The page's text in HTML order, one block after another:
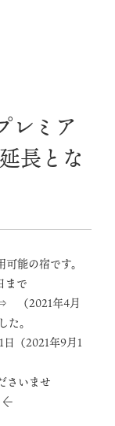
レミア
長とな
能の宿です。
まで
2021年4月
。
2021年9月1
さいませ
←